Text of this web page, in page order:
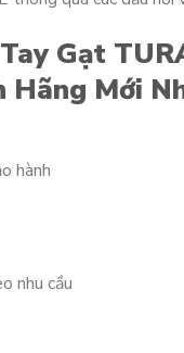
Gạt
Hãng Mới
hành
nhu cầu